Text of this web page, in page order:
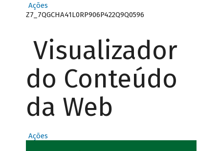
Ações
Z7_7QGCHA41L0RP906P422Q9Q0596
Visualizador
do Conteúdo
da Web
Ações